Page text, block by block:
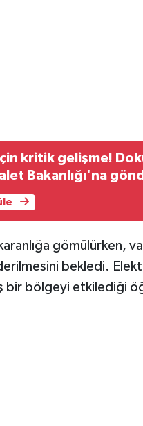
kritik gelişme!
Bakanlığı'na
gömülürken,
bekledi.
bir bölgeyi etkilediği